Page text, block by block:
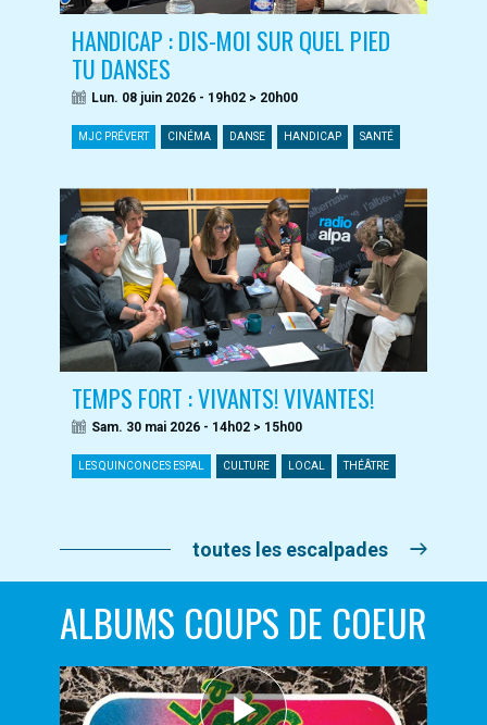
HANDICAP : DIS-MOI SUR QUEL PIED
TU DANSES
Lun. 08 juin 2026 - 19h02 > 20h00
MJC PRÉVERT CINÉMA DANSE HANDICAP SANTÉ
TEMPS FORT : VIVANTS! VIVANTES!
Sam. 30 mai 2026 - 14h02 > 15h00
LES QUINCONCES ESPAL CULTURE LOCAL THÉÂTRE
toutes les escalpades
ALBUMS COUPS DE COEUR